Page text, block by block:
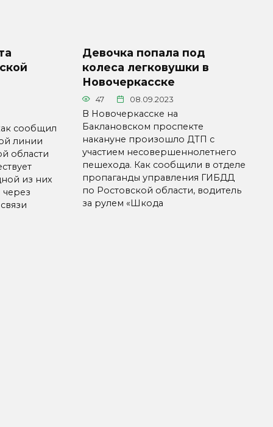
сообщил
линии
области
из них
через
Девочка попала под
колеса легковушки в
Новочеркасске
47 08.09.2023
В Новочеркасске на
Баклановском проспекте
накануне произошло ДТП с
участием несовершеннолетнего
пешехода. Как сообщили в отделе
пропаганды управления ГИБДД
по Ростовской области, водитель
за рулем «Шкода